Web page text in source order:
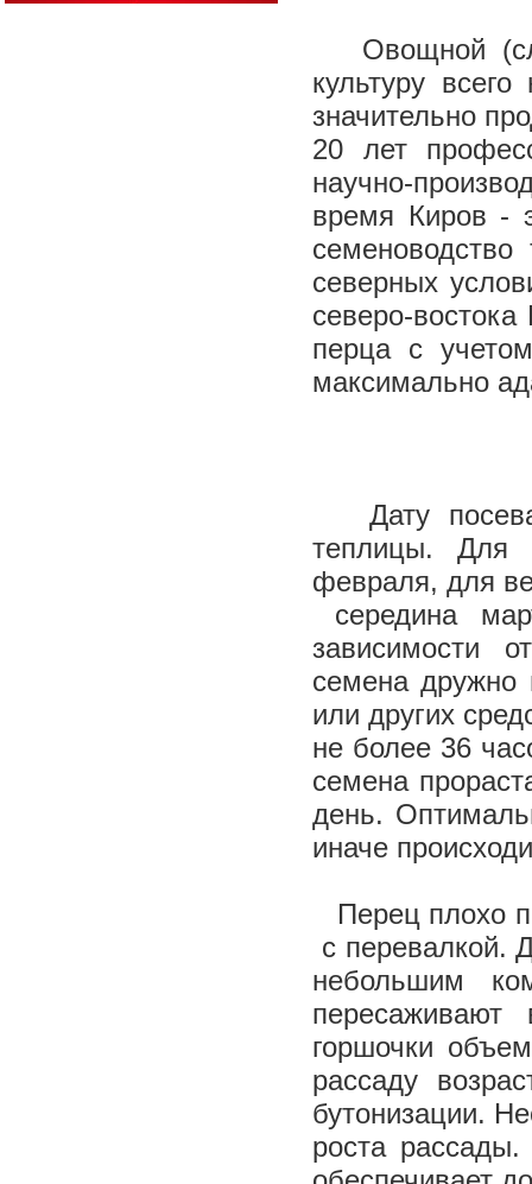
Овощной
культуру
значительно
20 лет
научно-
время Киров -
северных
северо-
перца с
максимально
Дату посева
теплицы. Для
февраля, для
середина
зависимости
семена дружно
или других
не более 36
семена
день.
иначе
Перец плохо
с перевалкой.
небольшим
горшочки
рассаду
бутонизации.
роста